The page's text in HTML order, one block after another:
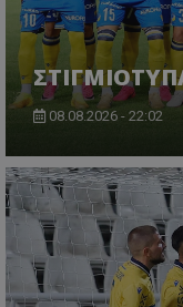
08.08.2026 - 22:02